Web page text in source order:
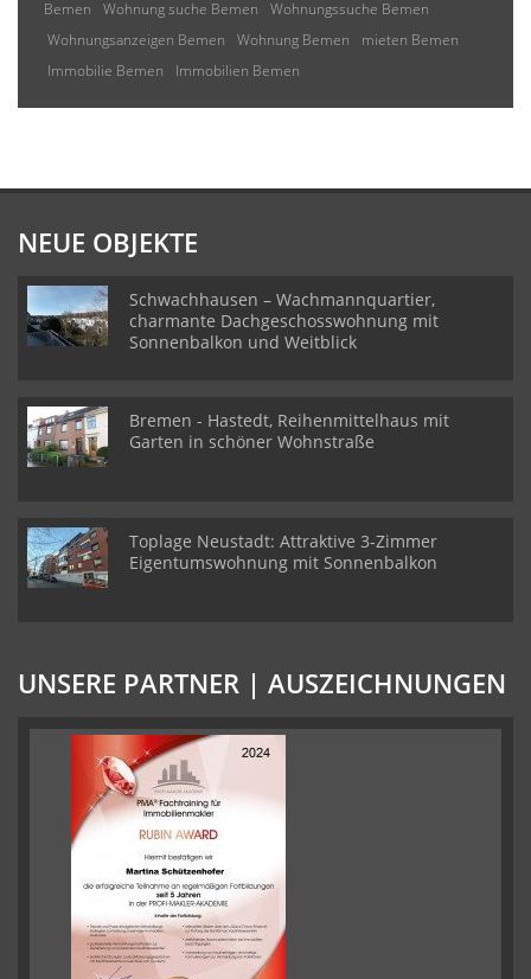
Bemen
Wohnung suche Bemen
Wohnungssuche Bemen
Wohnungsanzeigen Bemen
Wohnung Bemen
mieten Bemen
Immobilie Bemen
Immobilien Bemen
NEUE OBJEKTE
Schwachhausen – Wachmannquartier,
charmante Dachgeschosswohnung mit
Sonnenbalkon und Weitblick
Bremen - Hastedt, Reihenmittelhaus mit
Garten in schöner Wohnstraße
Toplage Neustadt: Attraktive 3-Zimmer
Eigentumswohnung mit Sonnenbalkon
UNSERE PARTNER | AUSZEICHNUNGEN